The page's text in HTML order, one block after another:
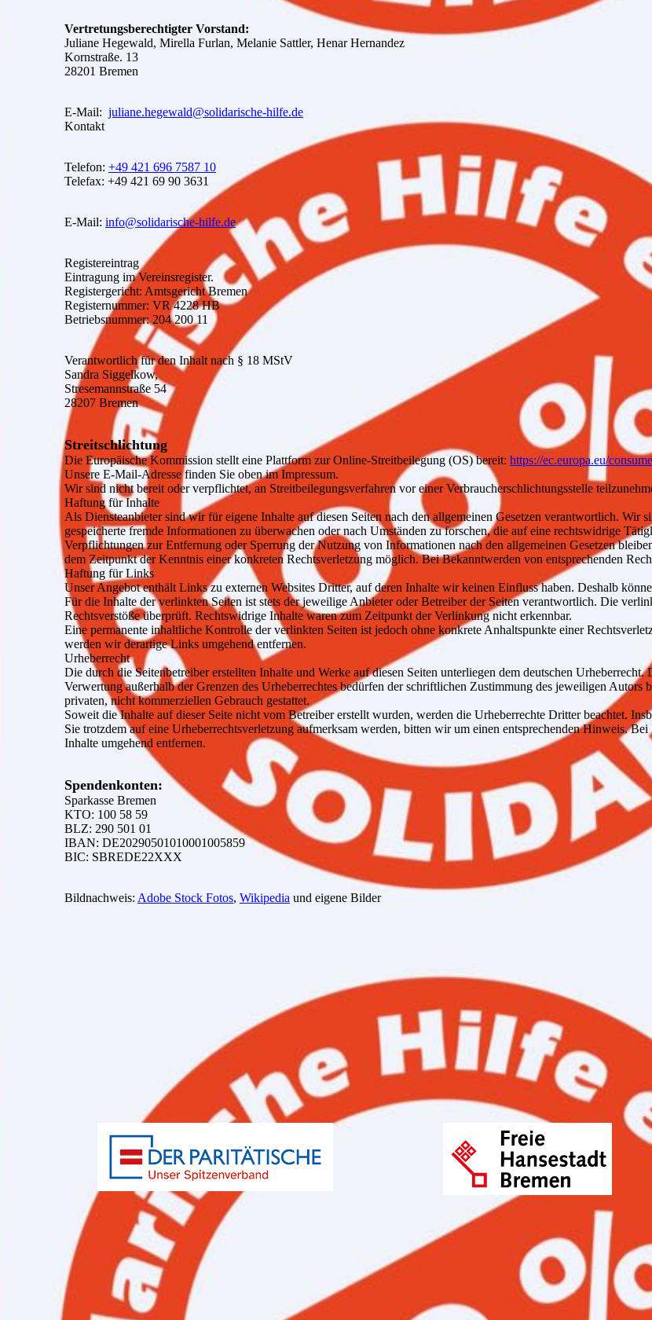
Vertretungsberechtigter Vorstand:
Juliane Hegewald, Mirella Furlan, Melanie Sattler, Henar Hernandez
Kornstraße. 13
28201 Bremen
E-Mail: juliane.hegewald@solidarische-hilfe.de
Kontakt
Telefon: +49 421 696 7587 10
Telefax: +49 421 69 90 3631
E-Mail: info@solidarische-hilfe.de
Registereintrag
Eintragung im Vereinsregister.
Registergericht: Amtsgericht Bremen
Registernummer: VR 4228 HB
Betriebsnummer: 204 200 11
Verantwortlich für den Inhalt nach § 18 MStV
Sandra Siggelkow,
Stresemannstraße 54
28207 Bremen
Streitschlichtung
Die Europäische Kommission stellt eine Plattform zur Online-Streitbeilegung (OS) bereit: https://ec.europa.eu/
Unsere E-Mail-Adresse finden Sie oben im Impressum.
Wir sind nicht bereit oder verpflichtet, an Streitbeilegungsverfahren vor einer Verbraucherschlichtungsstelle
Haftung für Inhalte
Als Diensteanbieter sind wir für eigene Inhalte auf diesen Seiten nach den allgemeinen Gesetzen verantwortlich. Wir
gespeicherte fremde Informationen zu überwachen oder nach Umständen zu forschen, die auf eine rechtswidrige
Verpflichtungen zur Entfernung oder Sperrung der Nutzung von Informationen nach den allgemeinen Gesetzen
dem Zeitpunkt der Kenntnis einer konkreten Rechtsverletzung möglich. Bei Bekanntwerden von entsprechenden
Haftung für Links
Unser Angebot enthält Links zu externen Websites Dritter, auf deren Inhalte wir keinen Einfluss haben. Deshalb
Für die Inhalte der verlinkten Seiten ist stets der jeweilige Anbieter oder Betreiber der Seiten verantwortlich. Die
Rechtsverstöße überprüft. Rechtswidrige Inhalte waren zum Zeitpunkt der Verlinkung nicht erkennbar.
Eine permanente inhaltliche Kontrolle der verlinkten Seiten ist jedoch ohne konkrete Anhaltspunkte einer
werden wir derartige Links umgehend entfernen.
Urheberrecht
Die durch die Seitenbetreiber erstellten Inhalte und Werke auf diesen Seiten unterliegen dem deutschen
Verwertung außerhalb der Grenzen des Urheberrechtes bedürfen der schriftlichen Zustimmung des jeweiligen
privaten, nicht kommerziellen Gebrauch gestattet.
Soweit die Inhalte auf dieser Seite nicht vom Betreiber erstellt wurden, werden die Urheberrechte Dritter beachtet.
Sie trotzdem auf eine Urheberrechtsverletzung aufmerksam werden, bitten wir um einen entsprechenden Hinweis.
Inhalte umgehend entfernen.
Spendenkonten:
Sparkasse Bremen
KTO: 100 58 59
BLZ: 290 501 01
IBAN: DE20290501010001005859
BIC: SBREDE22XXX
Bildnachweis: Adobe Stock Fotos, Wikipedia und eigene Bilder